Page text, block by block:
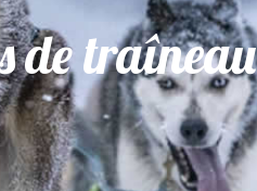
de traîneau